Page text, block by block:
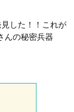
した！！これが
んの秘密兵器